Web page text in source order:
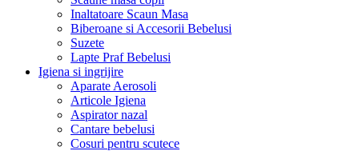
Inaltatoare Scaun Masa
Biberoane si Accesorii Bebelusi
Suzete
Lapte Praf Bebelusi
Igiena si ingrijire
Aparate Aerosoli
Articole Igiena
Aspirator nazal
Cantare bebelusi
Cosuri pentru scutece